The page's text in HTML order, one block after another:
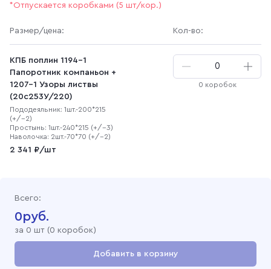
*Отпускается коробками (5 шт/кор.)
Размер/цена: Кол-во:
КПБ поплин 1194-1
Папоротник компаньон +
1207-1 Узоры листвы
(20с253У/220)
Пододеяльник: 1шт.-200*215
(+/-2)
Простынь: 1шт.-240*215 (+/-3)
Наволочка: 2шт.-70*70 (+/-2)
2 341 ₽/шт
0 коробок
Всего:
0руб.
за 0 шт (0 коробок)
Добавить в корзину